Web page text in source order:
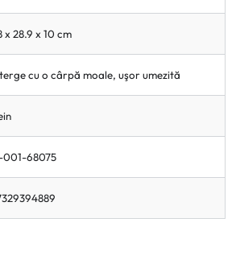
x 28.9 x 10 cm
cu o cârpă moale, uşor umezită
001-68075